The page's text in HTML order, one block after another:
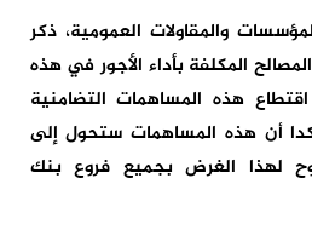
والمقاولات العمومية، ذكر
المكلفة بأداء الأجور في هذه
هذه المساهمات التضامنية
أن هذه المساهمات ستحول إلى
126 المفتوح لهذا الغرض بجميع فروع بنك